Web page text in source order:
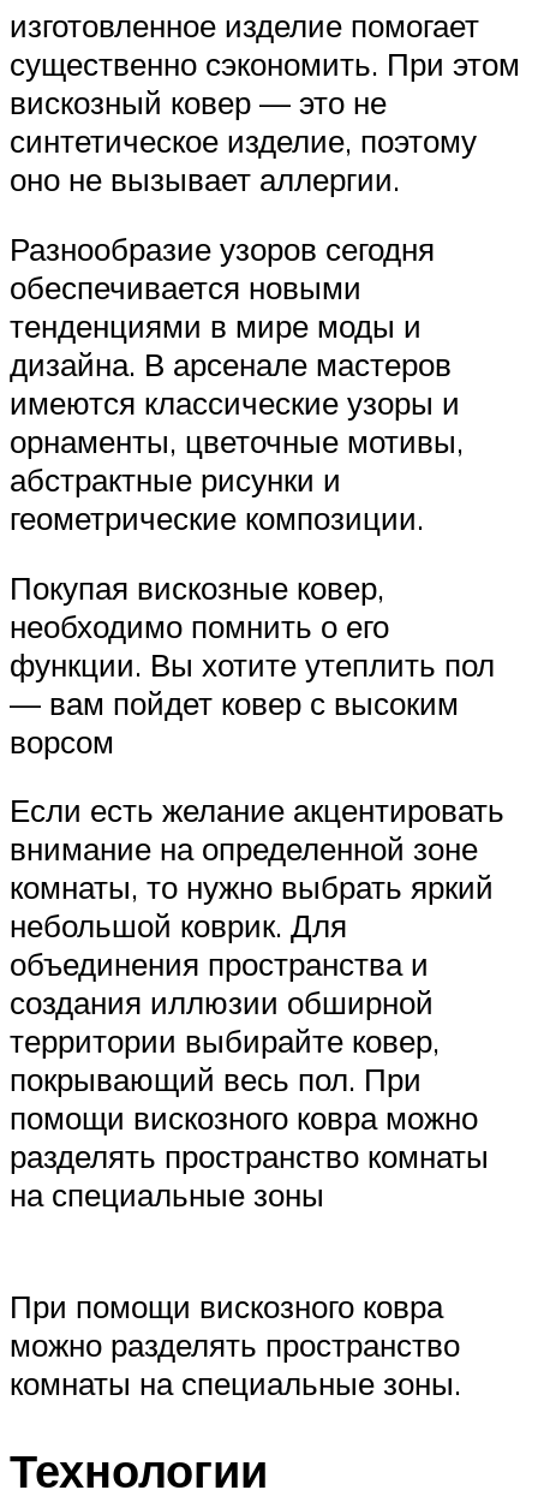
изготовленное изделие помогает
существенно сэкономить. При этом
вискозный ковер — это не
синтетическое изделие, поэтому
оно не вызывает аллергии.
Разнообразие узоров сегодня
обеспечивается новыми
тенденциями в мире моды и
дизайна. В арсенале мастеров
имеются классические узоры и
орнаменты, цветочные мотивы,
абстрактные рисунки и
геометрические композиции.
Покупая вискозные ковер,
необходимо помнить о его
функции. Вы хотите утеплить пол
— вам пойдет ковер с высоким
ворсом
Если есть желание акцентировать
внимание на определенной зоне
комнаты, то нужно выбрать яркий
небольшой коврик. Для
объединения пространства и
создания иллюзии обширной
территории выбирайте ковер,
покрывающий весь пол. При
помощи вискозного ковра можно
разделять пространство комнаты
на специальные зоны
При помощи вискозного ковра
можно разделять пространство
комнаты на специальные зоны.
Технологии